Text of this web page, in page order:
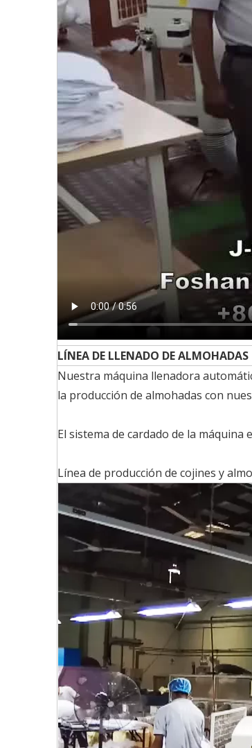
LÍNEA DE LLENADO DE ALMOHADAS
Nuestra máquina llenadora
la producción de almohadas con
El sistema de cardado de la
Línea de producción de cojines y